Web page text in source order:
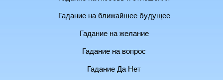
Гадание на ближайшее будущее
Гадание на желание
Гадание на вопрос
Гадание Да Нет